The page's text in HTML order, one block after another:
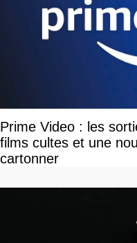
Prime Video : les
films cultes et une
cartonner